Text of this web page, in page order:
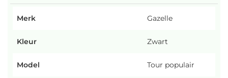
Merk Gazelle
Kleur Zwart
Model Tour populair